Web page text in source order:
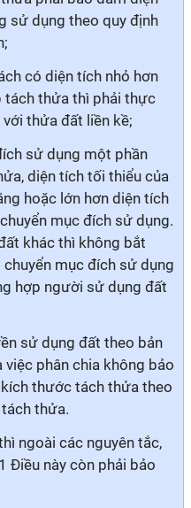
sử dụng theo quy định
có diện tích nhỏ hơn
thửa thì phải thực
thửa đất liền kề;
sử dụng một phần
diện tích tối thiểu của
hoặc lớn hơn diện tích
mục đích sử dụng.
khác thì không bắt
mục đích sử dụng
hợp người sử dụng đất
sử dụng đất theo bản
việc phân chia không bảo
thước tách thửa theo
thửa.
ngoài các nguyên tắc,
Điều này còn phải bảo